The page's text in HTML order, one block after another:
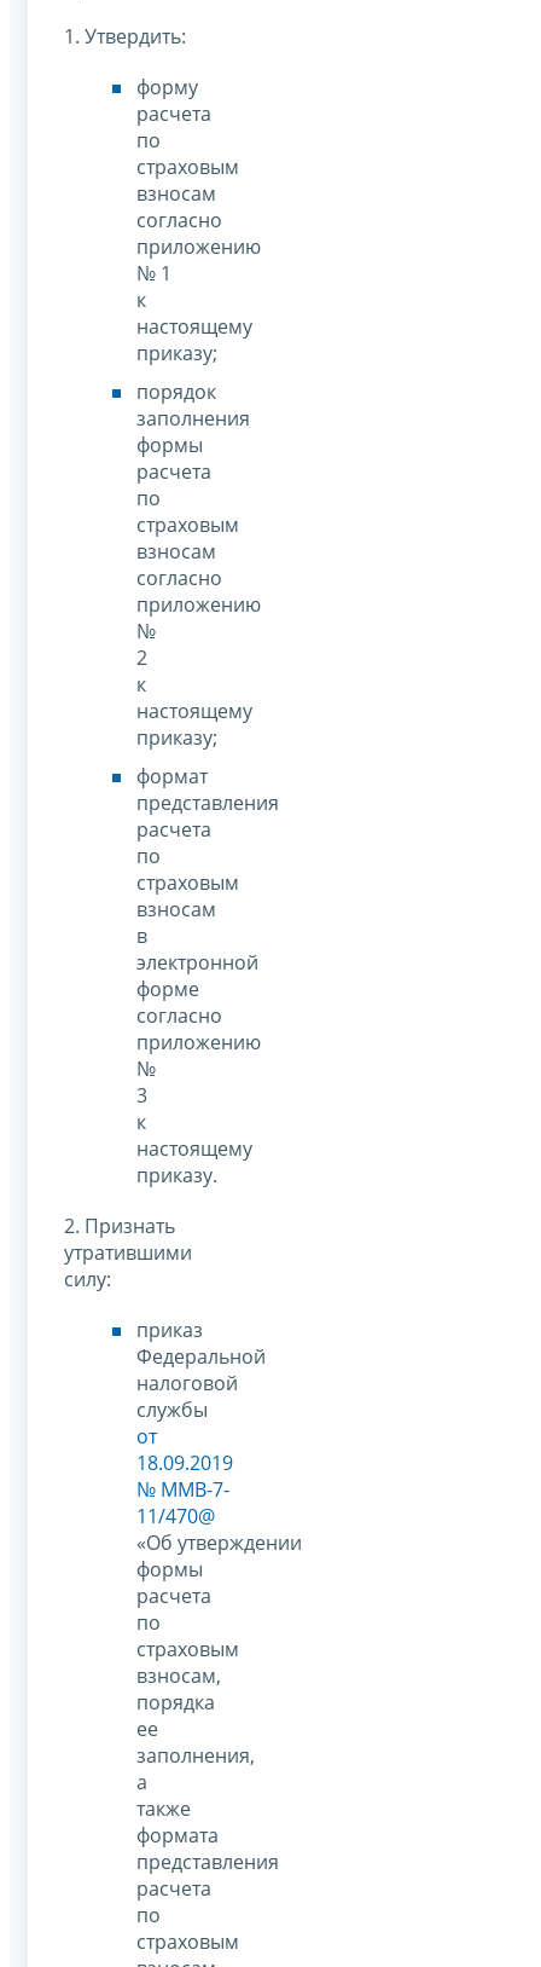
1. Утвердить:
форму
расчета
по
страховым
взносам
согласно
приложению
№ 1
к
настоящему
приказу;
порядок
заполнения
формы
расчета
по
страховым
взносам
согласно
приложению
№
2
к
настоящему
приказу;
формат
представления
расчета
по
страховым
взносам
в
электронной
форме
согласно
приложению
№
3
к
настоящему
приказу.
2. Признать
утратившими
силу:
приказ
Федеральной
налоговой
службы
от
18.09.2019
№ ММВ-7-
11/470@
«Об утверждении
формы
расчета
по
страховым
взносам,
порядка
ее
заполнения,
а
также
формата
представления
расчета
по
страховым